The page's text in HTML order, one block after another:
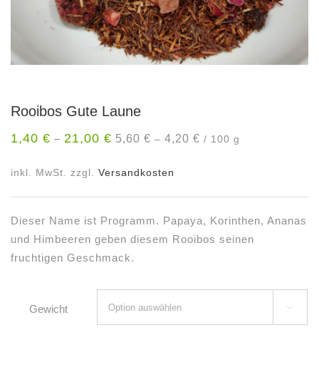
Rooibos Gute Laune
1,40 € – 21,00 € 5,60 € – 4,20 € / 100 g
inkl. MwSt. zzgl. Versandkosten
Dieser Name ist Programm. Papaya, Korinthen, Ananas
und Himbeeren geben diesem Rooibos seinen
fruchtigen Geschmack.
Gewicht 